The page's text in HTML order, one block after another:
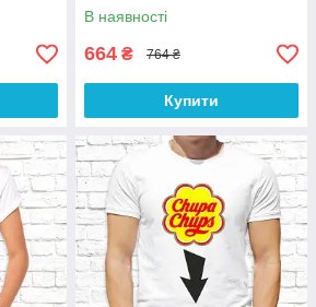
В наявності
664 ₴ 764 ₴
Купити